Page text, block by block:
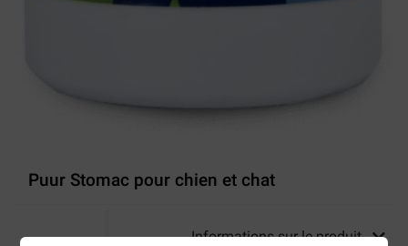
Puur Stomac pour chien et chat
Informations sur le produit